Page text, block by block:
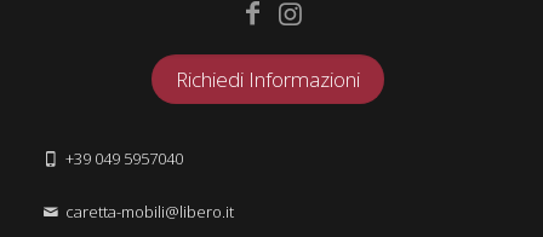
Richiedi Informazioni
+39 049 5957040
caretta-mobili@libero.it